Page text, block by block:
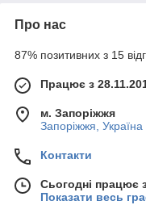
Про нас
87% позитивних з 15
Працює з
м. Запоріжжя
Запоріжжя, Україна
Контакти
Сьогодні працює
Показати весь